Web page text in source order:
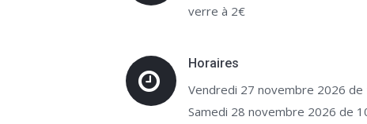
verre à 2€
Horaires
Vendredi 27 novembre 2026
Samedi 28 novembre 2026 de